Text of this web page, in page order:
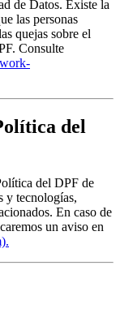
de Datos. Existe la
las personas
quejas sobre el
del
del DPF de
y tecnologías,
En caso de
un aviso en